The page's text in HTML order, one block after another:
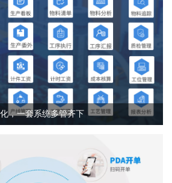
，一套系统多管齐下